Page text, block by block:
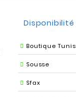
Disponibilité
Boutique Tunis
Sousse
Sfax